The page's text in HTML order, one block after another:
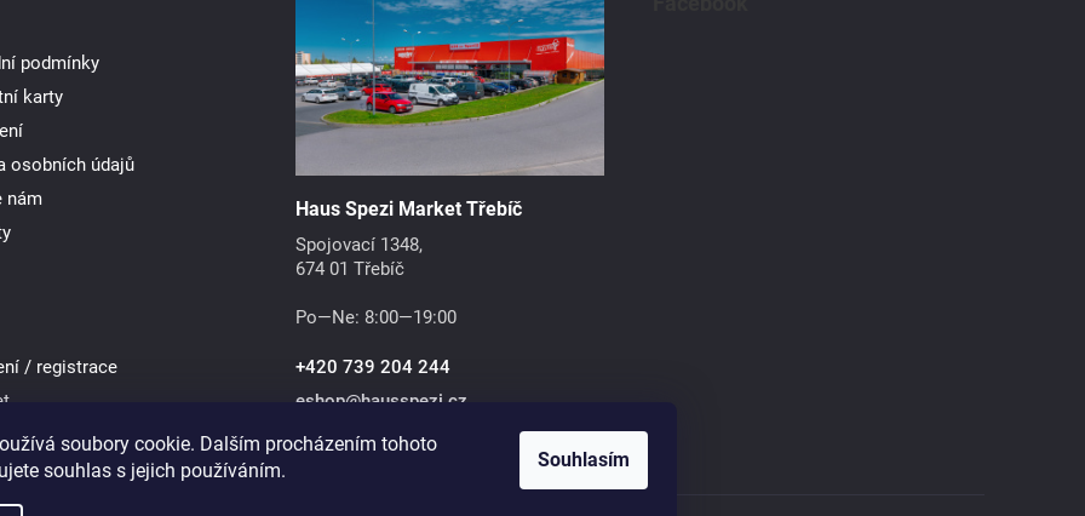
soubory cookie. Dalším procházením tohoto
souhlas s jejich používáním.
Souhlasím
podmínky
karty
osobních údajů
nám
/ registrace
Haus Spezi Market Třebíč
Spojovací 1348,
674 01 Třebíč
Po—Ne: 8:00—19:00
+420 739 204 244
eshop@hausspezi.cz